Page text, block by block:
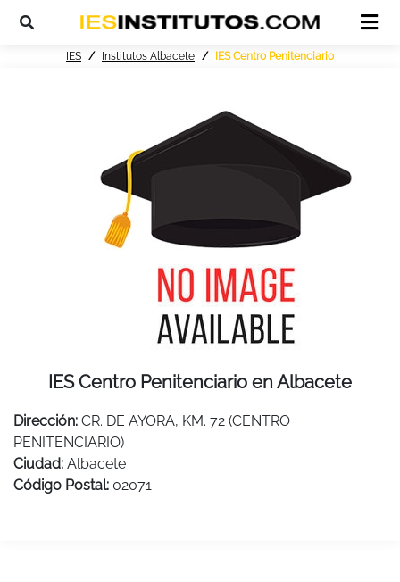
IES Institutos Albacete IES Centro Penitenciario
IES Centro Penitenciario en Albacete
Dirección: CR. DE AYORA, KM. 72 (CENTRO
PENITENCIARIO)
Ciudad: Albacete
Código Postal: 02071